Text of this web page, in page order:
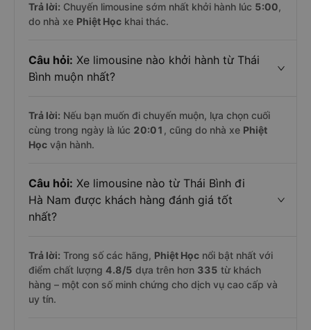
Trả lời: Chuyến limousine sớm nhất khởi hành lúc 5:00,
do nhà xe Phiệt Học khai thác.
Câu hỏi: Xe limousine nào khởi hành từ Thái
Bình muộn nhất?
Trả lời: Nếu bạn muốn đi chuyến muộn, lựa chọn cuối
cùng trong ngày là lúc 20:01 , cũng do nhà xe Phiệt
Học vận hành.
Câu hỏi: Xe limousine nào từ Thái Bình đi
Hà Nam được khách hàng đánh giá tốt
nhất?
Trả lời: Trong số các hãng, Phiệt Học nổi bật nhất với
điểm chất lượng 4.8/5 dựa trên hơn 335 từ khách
hàng – một con số minh chứng cho dịch vụ cao cấp và
uy tín.